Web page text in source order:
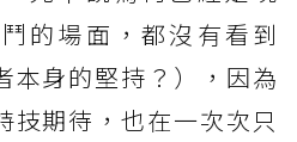
的場面，都沒有看到
本身的堅持？），因為
技期待，也在一次次只